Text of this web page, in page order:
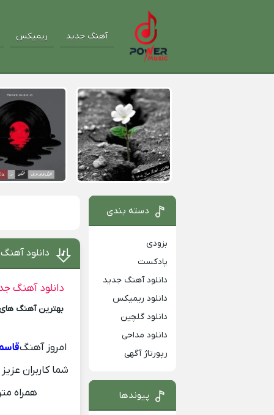
آهنگ جدید ریمیکس
دانلود
دانلود آهنگ
بهترین آهنگ های
امروز آهنگ
همراه
دسته بندی
بزودی
پادکست
دانلود آهنگ جدید
دانلود ریمیکس
دانلود گلچین
دانلود مداحی
رپورتاژ آگهی
پیوندها